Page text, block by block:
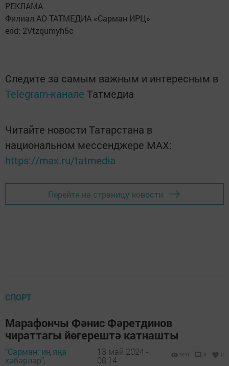
РЕКЛАМА
Филиал АО ТАТМЕДИА «Сарман ИРЦ»
erid: 2Vtzqumyh5c
Следите за самым важным и интересным в
Telegram-канале Татмедиа
Читайте новости Татарстана в
национальном мессенджере MАХ:
https://max.ru/tatmedia
Перейти на страницу новости
СПОРТ
Марафончы Фәнис Фәретдинов
чираттагы йөгерештә катнашты
"Сарман: иң яңа
хәбәрләр",
13 май 2024 -
08:14
926 0 0